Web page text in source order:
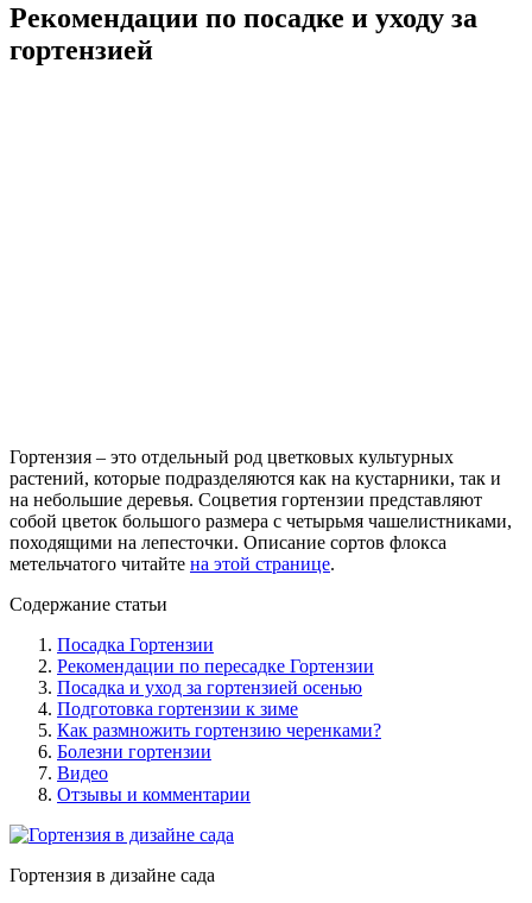
Рекомендации по посадке и уходу за
гортензией
Гортензия – это отдельный род цветковых культурных
растений, которые подразделяются как на кустарники, так и
на небольшие деревья. Соцветия гортензии представляют
собой цветок большого размера с четырьмя чашелистниками,
походящими на лепесточки. Описание сортов флокса
метельчатого читайте на этой странице.
Содержание статьи
Посадка Гортензии
Рекомендации по пересадке Гортензии
Посадка и уход за гортензией осенью
Подготовка гортензии к зиме
Как размножить гортензию черенками?
Болезни гортензии
Видео
Отзывы и комментарии
Гортензия в дизайне сада